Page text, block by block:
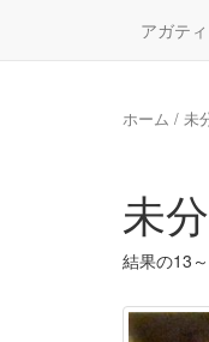
アガティ
ホーム / 未
未
結果の13